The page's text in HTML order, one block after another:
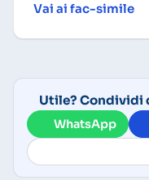
Vai ai fac-simile
Utile? Condividi
WhatsApp